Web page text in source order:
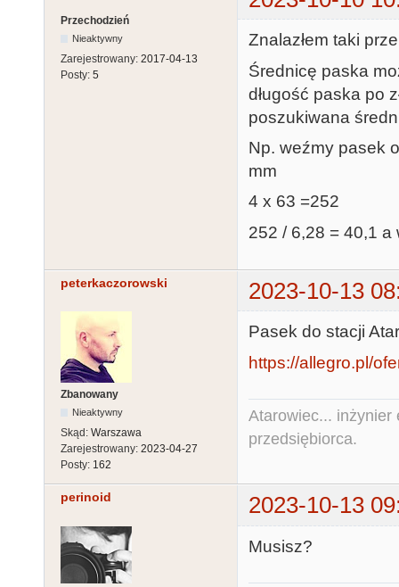
Przechodzień
Nieaktywny
Zarejestrowany: 2017-04-13
Posty: 5
Znalazłem taki
Średnicę paska
długość paska po
poszukiwana
Np. weźmy pasek
mm
4 x 63 =252
252 / 6,28 = 40,1 a
peterkaczorowski 2023-10-13
Zbanowany
Nieaktywny
Skąd: Warszawa
Zarejestrowany: 2023-04-27
Posty: 162
Pasek do stacji
https://allegro.pl/
Atarowiec... inżynier
przedsiębiorca.
perinoid 2023-10-13
Musisz?